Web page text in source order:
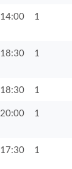
14:00 1
18:30 1
18:30 1
20:00 1
17:30 1